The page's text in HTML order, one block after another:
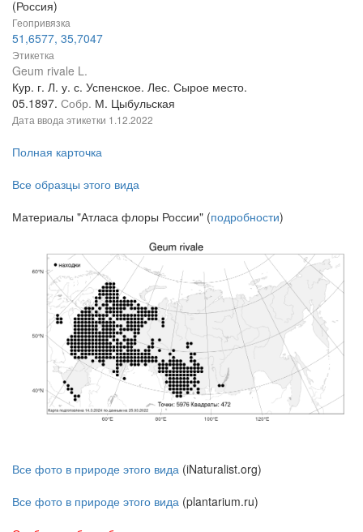
(Россия)
Геопривязка
51,6577, 35,7047
Этикетка
Geum rivale L.
Кур. г. Л. у. с. Успенское. Лес. Сырое место.
05.1897. Собр. М. Цыбульская
Дата ввода этикетки 1.12.2022
Полная карточка
Все образцы этого вида
Материалы "Атласа флоры России" (подробности)
Все фото в природе этого вида (iNaturalist.org)
Все фото в природе этого вида (plantarium.ru)